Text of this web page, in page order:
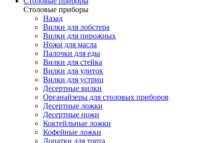
Cтоловые приборы
Назад
Вилки для лобстера
Вилки для пирожных
Ножи для масла
Палочки для еды
Вилки для стейка
Вилки для улиток
Вилки для устриц
Десертные вилки
Органайзеры для столовых приборов
Десертные ложки
Десертные ножи
Коктейльные ложки
Кофейные ложки
Лопатки для торта